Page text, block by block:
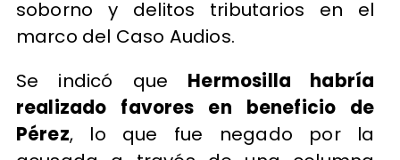
soborno y delitos tributarios en el
marco del Caso Audios.
Se indicó que Hermosilla habría
realizado favores en beneficio de
Pérez, lo que fue negado por la